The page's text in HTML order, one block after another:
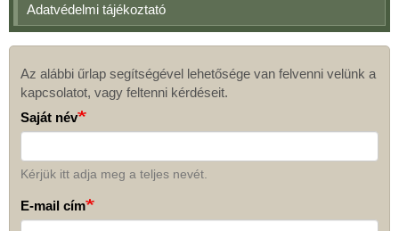
Adatvédelmi tájékoztató
Kapcsolat
Az alábbi űrlap segítségével lehetősége van felvenni velünk a
kapcsolatot, vagy feltenni kérdéseit.
Saját név
Kérjük itt adja meg a teljes nevét.
E-mail cím